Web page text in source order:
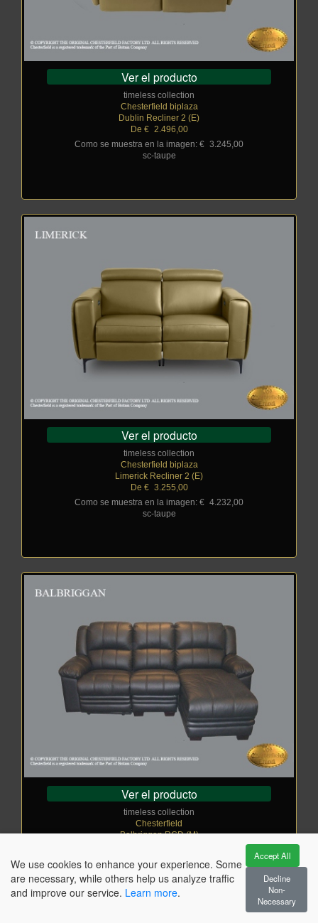
Ver el producto
timeless collection
Chesterfield biplaza
Dublin Recliner 2 (E)
De €_ 2.496,00
Como se muestra en la imagen: € 3.245,00
sc-taupe
Ver el producto
timeless collection
Chesterfield biplaza
Limerick Recliner 2 (E)
De €_ 3.255,00
Como se muestra en la imagen: € 4.232,00
sc-taupe
Ver el producto
timeless collection
Chesterfield
Balbriggan RCD (M)
Como se muestra en la imagen: € _ 4.937,00
sc-black
We use cookies to enhance your experience. Some
are necessary, while others help us analyze traffic
and improve our service. Learn more.
Accept All
Decline
Non-
Necessary